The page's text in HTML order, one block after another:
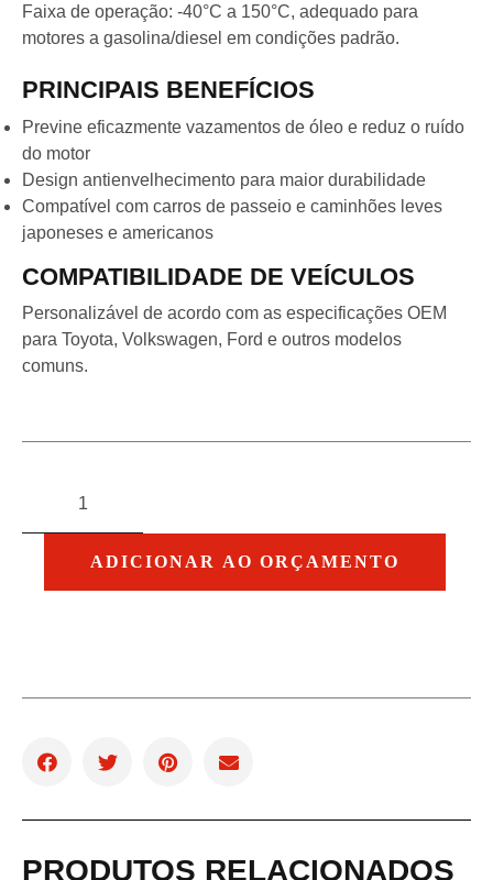
Faixa de operação: -40°C a 150°C, adequado para
motores a gasolina/diesel em condições padrão.
PRINCIPAIS BENEFÍCIOS
Previne eficazmente vazamentos de óleo e reduz o ruído
do motor
Design antienvelhecimento para maior durabilidade
Compatível com carros de passeio e caminhões leves
japoneses e americanos
COMPATIBILIDADE DE VEÍCULOS
Personalizável de acordo com as especificações OEM
para Toyota, Volkswagen, Ford e outros modelos
comuns.
ADICIONAR AO ORÇAMENTO
PRODUTOS RELACIONADOS